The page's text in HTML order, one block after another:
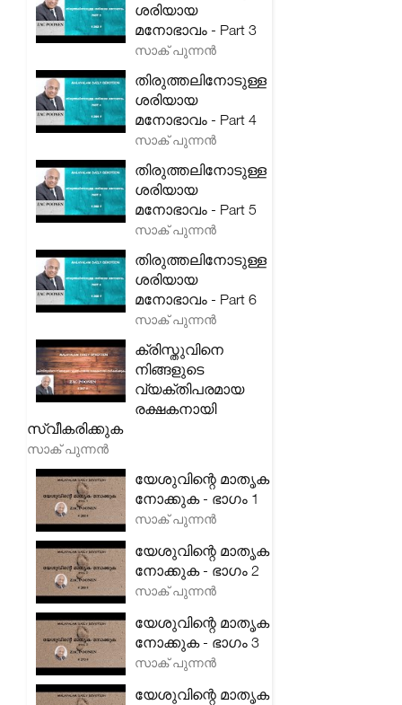
ശരിയായ
മനോഭാവം - Part 3
സാക് പുന്നൻ
തിരുത്തലിനോടുള്ള
ശരിയായ
മനോഭാവം - Part 4
സാക് പുന്നൻ
തിരുത്തലിനോടുള്ള
ശരിയായ
മനോഭാവം - Part 5
സാക് പുന്നൻ
തിരുത്തലിനോടുള്ള
ശരിയായ
മനോഭാവം - Part 6
സാക് പുന്നൻ
ക്രിസ്തുവിനെ
നിങ്ങളുടെ
വ്യക്തിപരമായ
രക്ഷകനായി
സ്വീകരിക്കുക
സാക് പുന്നൻ
യേശുവിന്റെ മാതൃക
നോക്കുക - ഭാഗം 1
സാക് പുന്നൻ
യേശുവിന്റെ മാതൃക
നോക്കുക - ഭാഗം 2
സാക് പുന്നൻ
യേശുവിന്റെ മാതൃക
നോക്കുക - ഭാഗം 3
സാക് പുന്നൻ
യേശുവിന്റെ മാതൃക